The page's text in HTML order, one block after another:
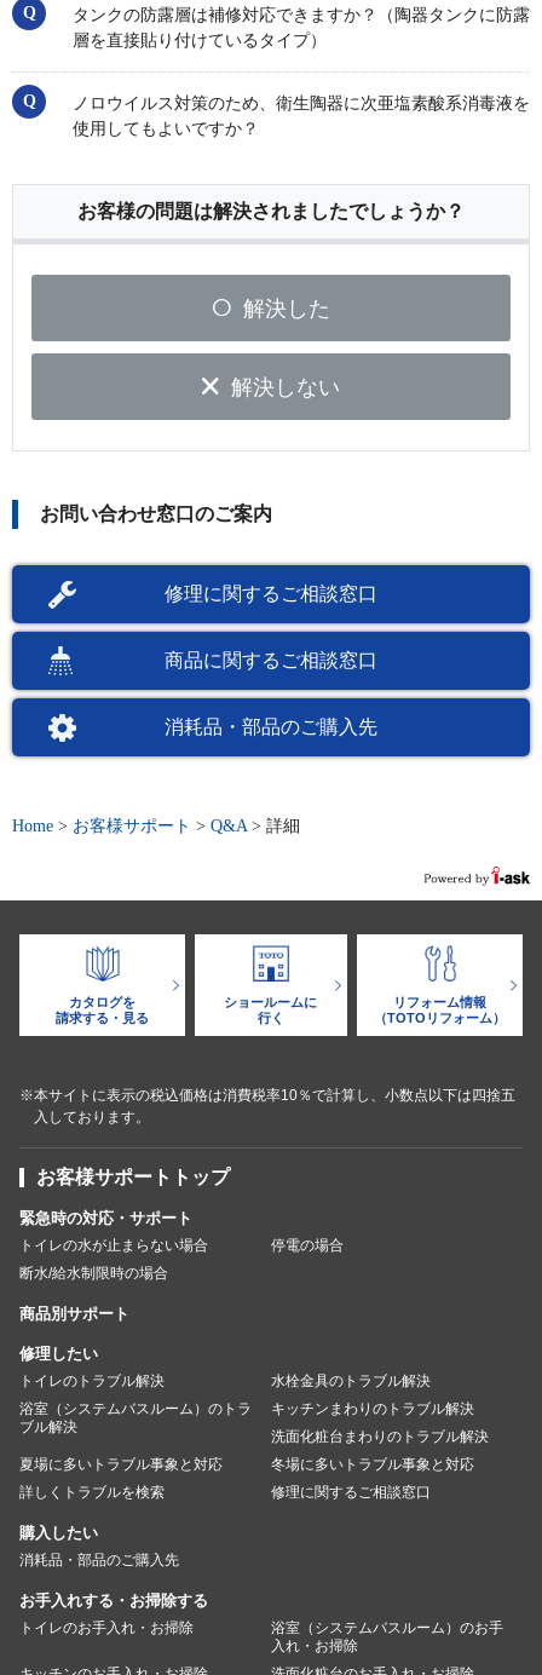
タンクの防露層は補修対応できますか？（陶器タンクに防露
層を直接貼り付けているタイプ）
ノロウイルス対策のため、衛生陶器に次亜塩素酸系消毒液を
使用してもよいですか？
お客様の問題は解決されましたでしょうか？
解決した
解決しない
お問い合わせ窓口のご案内
修理に関するご相談窓口
商品に関するご相談窓口
消耗品・部品のご購入先
Home > お客様サポート > Q&A > 詳細
カタログを
請求する・見る
ショールームに
行く
リフォーム情報
（TOTOリフォーム）
※本サイトに表示の税込価格は消費税率10％で計算し、小数点以下は四捨五
入しております。
お客様サポートトップ
緊急時の対応・サポート
トイレの水が止まらない場合
停電の場合
断水/給水制限時の場合
商品別サポート
修理したい
トイレのトラブル解決
水栓金具のトラブル解決
浴室（システムバスルーム）のトラ
ブル解決
キッチンまわりのトラブル解決
洗面化粧台まわりのトラブル解決
夏場に多いトラブル事象と対応
冬場に多いトラブル事象と対応
詳しくトラブルを検索
修理に関するご相談窓口
購入したい
消耗品・部品のご購入先
お手入れする・お掃除する
トイレのお手入れ・お掃除
浴室（システムバスルーム）のお手
入れ・お掃除